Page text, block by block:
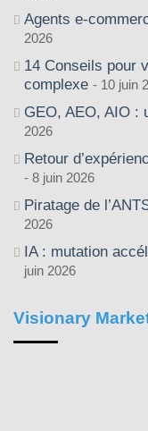
Agents e-
2026
14 Conseils pour
complexe
10 juin
GEO, AEO, AIO :
2026
Retour
8 juin 2026
Piratage de
2026
IA : mutation
juin 2026
Visionary